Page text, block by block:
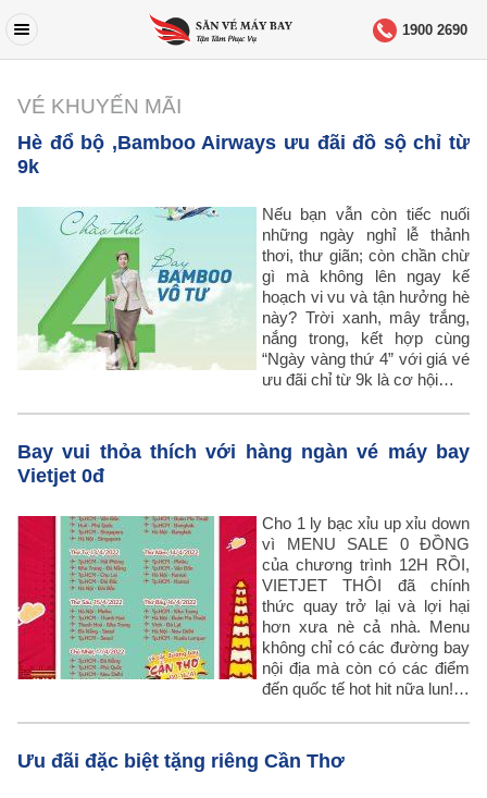
1900 2690
VÉ KHUYẾN MÃI
Hè đổ bộ ,Bamboo Airways ưu đãi đồ sộ chỉ từ
9k
Nếu bạn vẫn còn tiếc nuối
những ngày nghỉ lễ thảnh
thơi, thư giãn; còn chần chừ
gì mà không lên ngay kế
hoạch vi vu và tận hưởng hè
này? Trời xanh, mây trắng,
nắng trong, kết hợp cùng
“Ngày vàng thứ 4” với giá vé
ưu đãi chỉ từ 9k là cơ hội…
Bay vui thỏa thích với hàng ngàn vé máy bay
Vietjet 0đ
Cho 1 ly bạc xỉu up xỉu down
vì MENU SALE 0 ĐỒNG
của chương trình 12H RỒI,
VIETJET THÔI đã chính
thức quay trở lại và lợi hại
hơn xưa nè cả nhà. Menu
không chỉ có các đường bay
nội địa mà còn có các điểm
đến quốc tế hot hit nữa lun!…
Ưu đãi đặc biệt tặng riêng Cần Thơ